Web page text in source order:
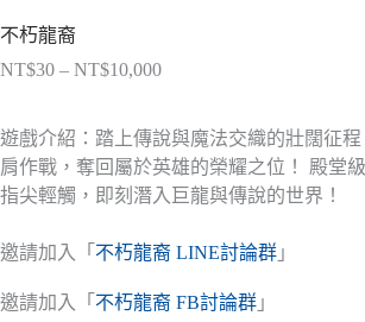
不朽龍裔
NT$30 – NT$10,000價
範
圍：
NT$30
到
遊戲介紹：踏上傳說與魔法交織的壯闊征
肩作戰，奪回屬於英雄的榮耀之位！ 殿堂
指尖輕觸，即刻潛入巨龍與傳說的世界！
邀請加入「 不朽龍裔 LINE討論群 」
邀請加入「 不朽龍裔 FB討論群 」